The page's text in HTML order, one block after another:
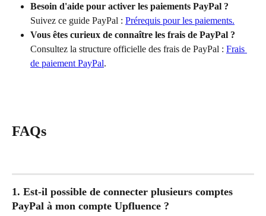
Besoin d'aide pour activer les paiements PayPal ?
Suivez ce guide PayPal : Prérequis pour les paiements.
Vous êtes curieux de connaître les frais de PayPal ?
Consultez la structure officielle des frais de PayPal : Frais
de paiement PayPal.
FAQs
1. Est-il possible de connecter plusieurs comptes
PayPal à mon compte Upfluence ?